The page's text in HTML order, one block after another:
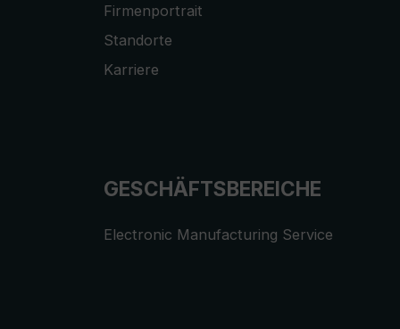
Firmenportrait
Standorte
Karriere
GESCHÄFTSBEREICHE
Electronic Manufacturing Service